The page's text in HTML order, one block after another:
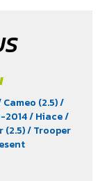
Cameo (2.5)/
2014/ Hiace/
(2.5)/ Trooper